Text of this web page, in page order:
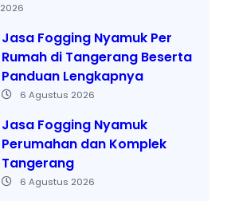
Jasa Fogging Nyamuk Per
Rumah di Tangerang Beserta
Panduan Lengkapnya
6 Agustus 2026
Jasa Fogging Nyamuk
Perumahan dan Komplek
Tangerang
6 Agustus 2026